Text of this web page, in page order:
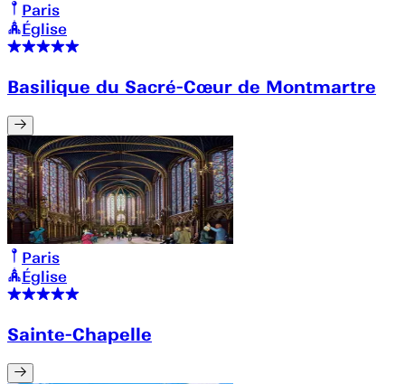
Paris
Église
Basilique du Sacré-Cœur de Montmartre
Paris
Église
Sainte-Chapelle